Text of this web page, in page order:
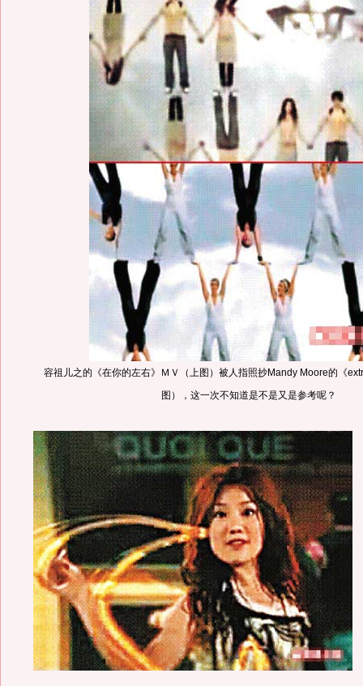
容祖儿之的《在你的左右》ＭＶ（上图）被人指照抄Mandy Moore的《
图），这一次不知道是不是又是参考呢？